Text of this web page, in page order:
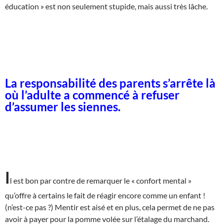
éducation » est non seulement stupide, mais aussi très lâche.
La responsabilité des parents s’arrête là
où l’adulte a commencé à refuser
d’assumer les siennes.
Il est bon par contre de remarquer le « confort mental »
qu’offre à certains le fait de réagir encore comme un enfant !
(n’est-ce pas ?) Mentir est aisé et en plus, cela permet de ne pas
avoir à payer pour la pomme volée sur l’étalage du marchand.